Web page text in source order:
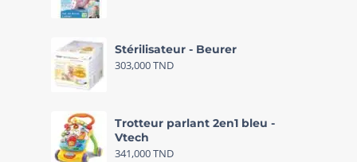
Stérilisateur - Beurer
303,000TND
Trotteur parlant 2en1 bleu -
Vtech
341,000TND